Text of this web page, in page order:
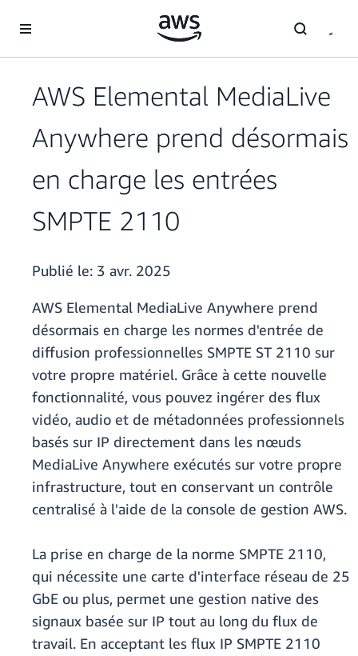
AWS Elemental MediaLive
Anywhere prend désormais
en charge les entrées
SMPTE 2110
Publié le: 3 avr. 2025
AWS Elemental MediaLive Anywhere prend
désormais en charge les normes d'entrée de
diffusion professionnelles SMPTE ST 2110 sur
votre propre matériel. Grâce à cette nouvelle
fonctionnalité, vous pouvez ingérer des flux
vidéo, audio et de métadonnées professionnels
basés sur IP directement dans les nœuds
MediaLive Anywhere exécutés sur votre propre
infrastructure, tout en conservant un contrôle
centralisé à l'aide de la console de gestion AWS.
La prise en charge de la norme SMPTE 2110,
qui nécessite une carte d'interface réseau de 25
GbE ou plus, permet une gestion native des
signaux basée sur IP tout au long du flux de
travail. En acceptant les flux IP SMPTE 2110